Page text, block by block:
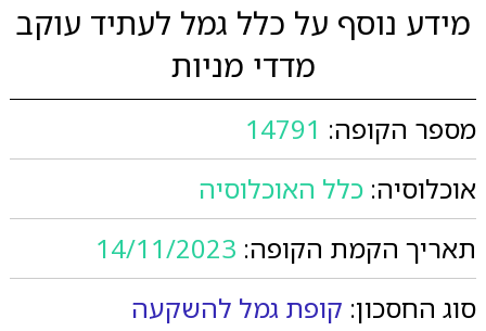
מידע נוסף על כלל גמל לעתיד עוקב
מדדי מניות
מספר הקופה: 14791
אוכלוסיה: כלל האוכלוסיה
תאריך הקמת הקופה: 14/11/2023
סוג החסכון: קופת גמל להשקעה